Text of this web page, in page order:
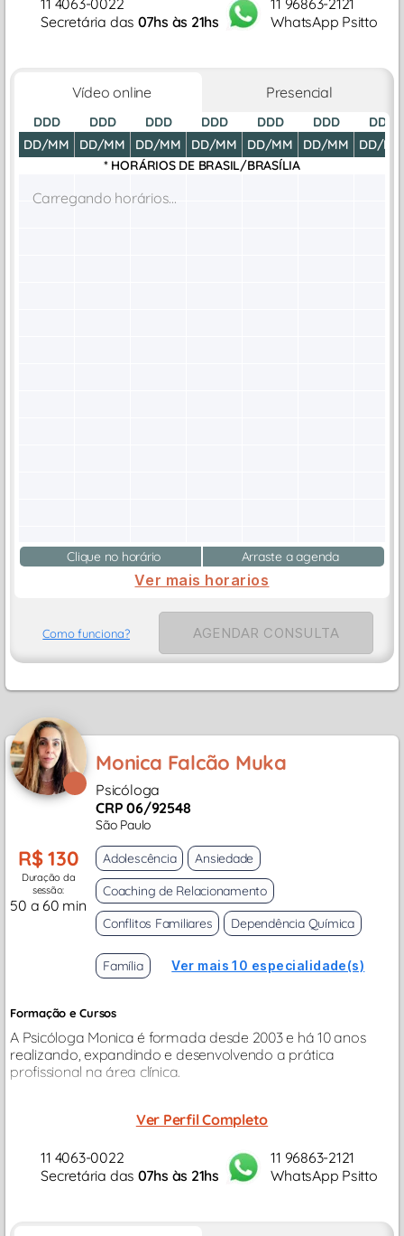
Secretária das 07hs às 21hs
WhatsApp Psitto
Vídeo online Presencial
DDD
DD/MM
DDD
DD/MM
DDD
DD/MM
DDD
DD/MM
DDD
DD/MM
DDD
DD/MM
DDD
DD/MM
* HORÁRIOS DE BRASIL/BRASÍLIA
Carregando horários...
Clique no horário Arraste a agenda
Ver mais horarios
Como funciona? AGENDAR CONSULTA
Monica Falcão Muka
Psicóloga
CRP 06/92548
São Paulo
R$ 130
Duração da
sessão:
50 a 60 min
Adolescência
Ansiedade
Coaching de Relacionamento
Conflitos Familiares
Dependência Química
Família Ver mais 10 especialidade(s)
Formação e Cursos
A Psicóloga Monica é formada desde 2003 e há 10 anos
realizando, expandindo e desenvolvendo a prática
profissional na área clínica.
Ver Perfil Completo
11 4063-0022
Secretária das 07hs às 21hs
11 96863-2121
WhatsApp Psitto